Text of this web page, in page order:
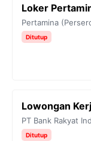
Loker
Pertamina
Ditutup
Lowongan
PT Bank Rakyat
Ditutup